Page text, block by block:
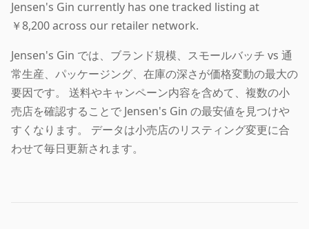
Jensen's Gin currently has one tracked listing at
￥8,200 across our retailer network.
Jensen's Gin では、ブランド規模、スモールバッチ vs 通
常生産、パッケージング、在庫の深さが価格変動の最大の
要因です。 送料やキャンペーン内容を含めて、複数の小
売店を確認することで Jensen's Gin の最安値を見つけや
すくなります。 データは小売店のリスティング変更に合
わせて毎日更新されます。